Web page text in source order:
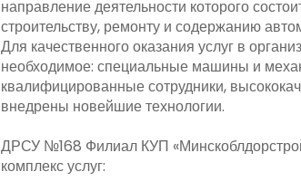
направление деятельности которого
строительству, ремонту и содержанию
Для качественного оказания услуг в
необходимое: специальные машины и
квалифицированные сотрудники,
внедрены новейшие технологии.
ДРСУ №168 Филиал КУП
комплекс услуг: